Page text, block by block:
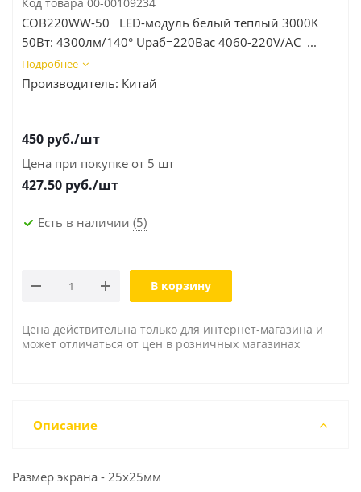
COB220WW-50 LED-модуль белый теплый 3000K
50Вт: 4300лм/140° Uраб=220Вac 4060-220V/AC ...
Подробнее
Производитель: Китай
450 руб./шт
Цена при покупке от 5 шт
427.50 руб./шт
Есть в наличии (5)
В корзину
Цена действительна только для интернет-магазина и
может отличаться от цен в розничных магазинах
Описание
Размер экрана - 25х25мм